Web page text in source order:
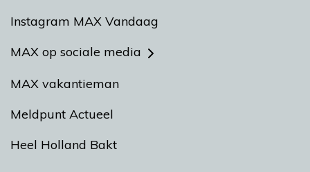
Instagram MAX Vandaag
MAX op sociale media
MAX vakantieman
Meldpunt Actueel
Heel Holland Bakt